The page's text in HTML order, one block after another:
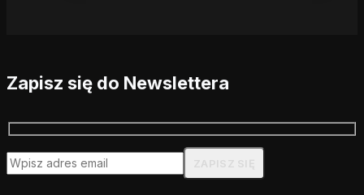
Zapisz się do Newslettera